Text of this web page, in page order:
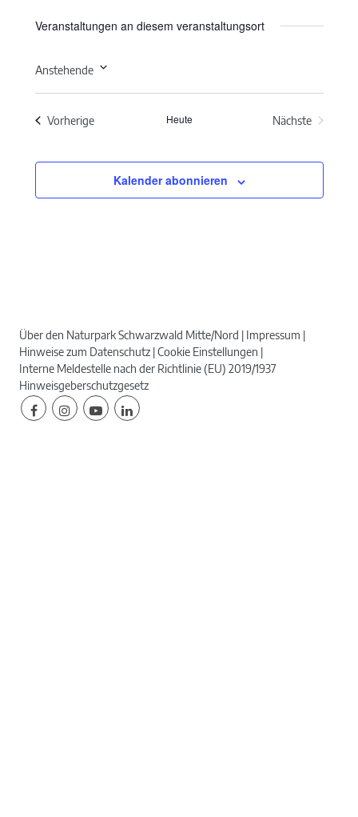
Veranstaltungen an diesem veranstaltungsort
Anstehende
VorherigeVeranstaltungenHeute
Nächste
Kalender abonnieren
Über den Naturpark Schwarzwald Mitte/Nord
Impressum
Hinweise zum Datenschutz Cookie Einstellungen
Interne Meldestelle nach der Richtlinie (EU) 2019/1937
Hinweisgeberschutzgesetz